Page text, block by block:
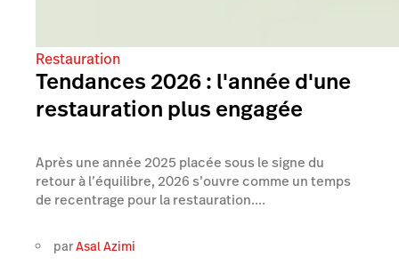
Restauration
Tendances 2026 : l'année d'une
restauration plus engagée
Après une année 2025 placée sous le signe du
retour à l’équilibre, 2026 s’ouvre comme un temps
de recentrage pour la restauration....
parAsal Azimi